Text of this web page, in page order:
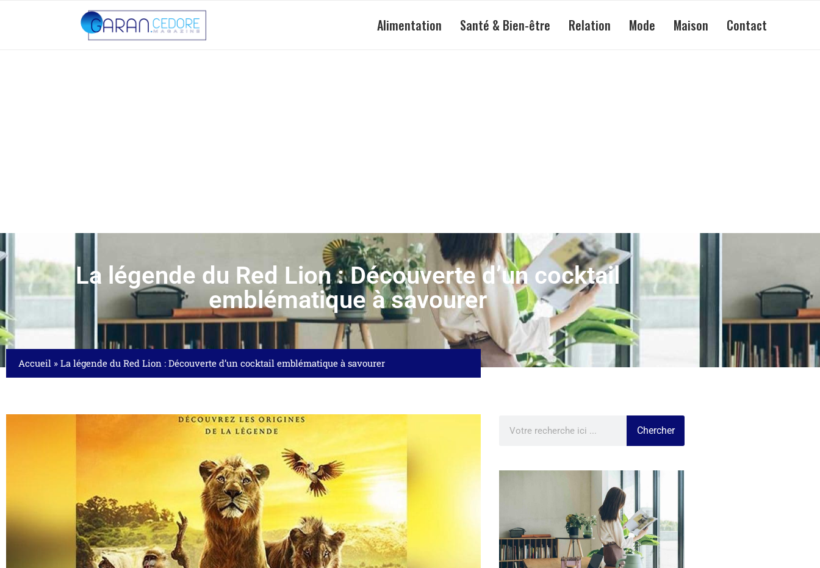
Alimentation Santé & Bien-être Relation Mode Maison Contact
La légende du Red Lion : Découverte d’un cocktail
emblématique à savourer
Accueil » La légende du Red Lion : Découverte d’un cocktail emblématique à savourer
Chercher